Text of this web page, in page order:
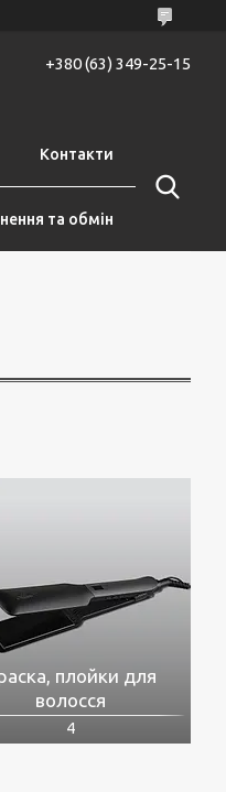
+380 (63) 349-25-15
Контакти
та обмін
плойки для
волосся
4